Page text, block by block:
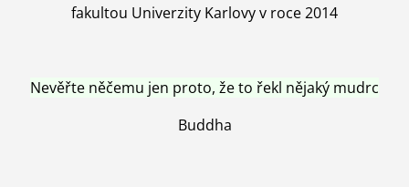
fakultou Univerzity Karlovy v roce 2014
Nevěřte něčemu jen proto, že to řekl nějaký mudrc
Buddha